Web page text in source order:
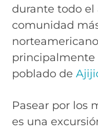
durante todo el
comunidad
principalmente
poblado de
Pasear por los
es una